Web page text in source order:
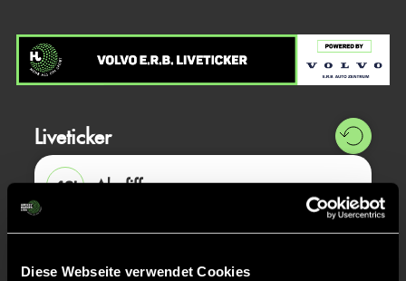
Diese Webseite verwendet Cookies
Liveticker
48'
Abpfiff
40' TOR 1:5, FELDTOR